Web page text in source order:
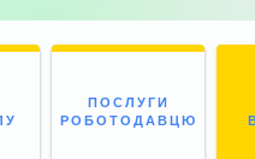
ПОСЛУГИ
РОБОТОДАВЦЮ